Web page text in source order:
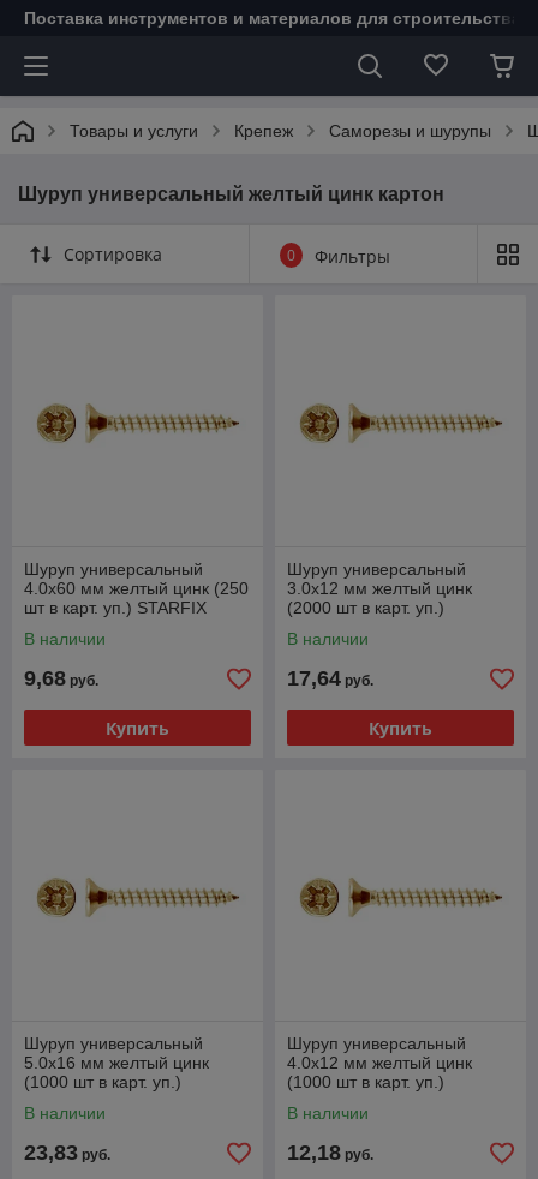
Поставка инструментов и материалов для строительства
Товары и услуги Крепеж Саморезы и шурупы
Шуруп универсальный желтый цинк картон
Сортировка 0 Фильтры
Шуруп универсальный
4.0х60 мм желтый цинк (250
шт в карт. уп.) STARFIX
В наличии
9,68 руб.
Купить
Шуруп универсальный
3.0х12 мм желтый цинк
(2000 шт в карт. уп.)
В наличии
17,64 руб.
Купить
Шуруп универсальный
5.0х16 мм желтый цинк
(1000 шт в карт. уп.)
В наличии
23,83 руб.
Шуруп универсальный
4.0х12 мм желтый цинк
(1000 шт в карт. уп.)
В наличии
12,18 руб.